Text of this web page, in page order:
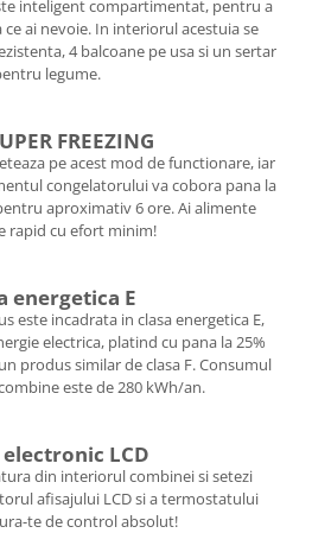
inteligent compartimentat, pentru a
ai nevoie. In interiorul acestuia se
4 balcoane pe usa si un sertar
legume.
FREEZING
pe acest mod de functionare, iar
congelatorului va cobora pana la
aproximativ 6 ore. Ai alimente
rapid cu efort minim!
energetica E
este incadrata in clasa energetica E,
electrica, platind cu pana la 25%
produs similar de clasa F. Consumul
este de 280 kWh/an.
LCD
din interiorul combinei si setezi
afisajului LCD si a termostatului
te de control absolut!